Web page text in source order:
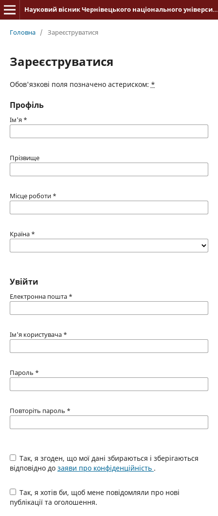
Науковий вісник Чернівецького національного університету імені Юрія Федьковича. Історія
Головна / Зареєструватися
Зареєструватися
Обов'язкові поля позначено астериском: *
Профіль
Ім'я *
Прізвище
Місце роботи *
Країна *
Увійти
Електронна пошта *
Ім'я користувача *
Пароль *
Повторіть пароль *
Так, я згоден, що мої дані збираються і зберігаються
відповідно до заяви про конфіденційність .
Так, я хотів би, щоб мене повідомляли про нові
публікації та оголошення.